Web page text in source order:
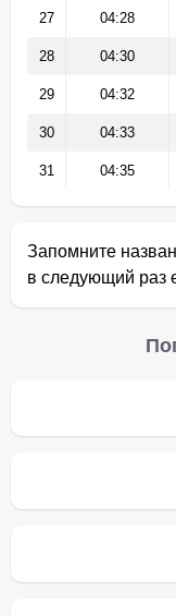
27 04:28
28 04:30
29 04:32
30 04:33
31 04:35
Запомните
в следующий раз